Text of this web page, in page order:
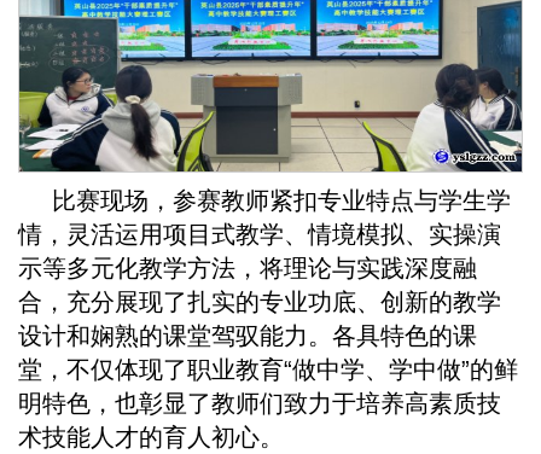
比赛现场，参赛教师紧扣专业特点与学生学
情，灵活运用项目式教学、情境模拟、实操演
示等多元化教学方法，将理论与实践深度融
合，充分展现了扎实的专业功底、创新的教学
设计和娴熟的课堂驾驭能力。各具特色的课
堂，不仅体现了职业教育“做中学、学中做”的鲜
明特色，也彰显了教师们致力于培养高素质技
术技能人才的育人初心。